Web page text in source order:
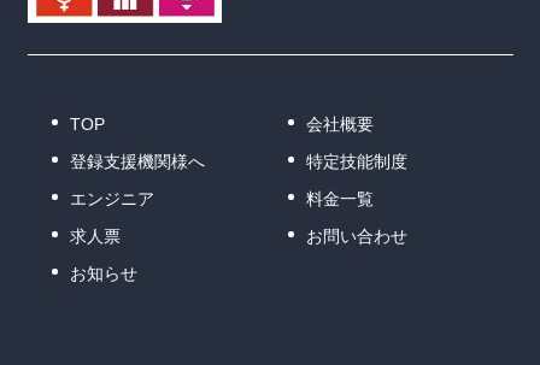
TOP 会社概要
登録支援機関様へ 特定技能制度
エンジニア 料金一覧
求人票 お問い合わせ
お知らせ